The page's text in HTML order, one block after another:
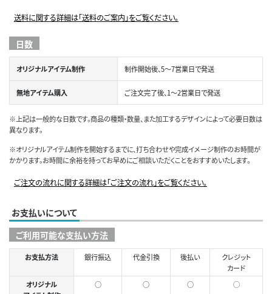
送料に関する詳細は「送料のご案内」をご覧ください。
日数
オリジナルアイテム制作 制作開始後、5～7営業日で発送
無地アイテム購入 ご注文完了後、1～2営業日で発送
※上記は一般的な日数です。商品の種類・数量、また加工するデザインによって必要日数は
異なります。
※オリジナルアイテム制作を開始するまでに、打ち合わせや完成イメージ制作のお時間が
かかります。お時間に余裕を持ってお早めにご相談いただくことをおすすめいたします。
ご注文の流れに関する詳細は「ご注文の流れ」をご覧ください。
お支払いについて
ご利用可能な支払い方法
お支払方法 銀行振込 代金引換 後払い
クレジット
カード
オリジナル
○ ○ ○ ◯